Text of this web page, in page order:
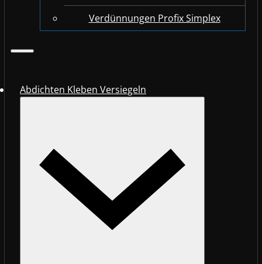
Verdünnungen Profix Simplex
Abdichten Kleben Versiegeln